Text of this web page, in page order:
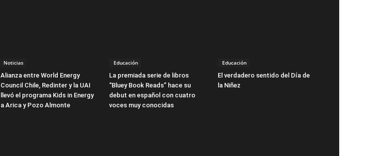
Noticias
Alianza entre World Energy
Council Chile, Redinter y la UAI
llevó el programa Kids in Energy
a Arica y Pozo Almonte
Educación
La premiada serie de libros
“Bluey Book Reads” hace su
debut en español con cuatro
voces muy conocidas
Educación
El verdadero sentido del Día de
la Niñez